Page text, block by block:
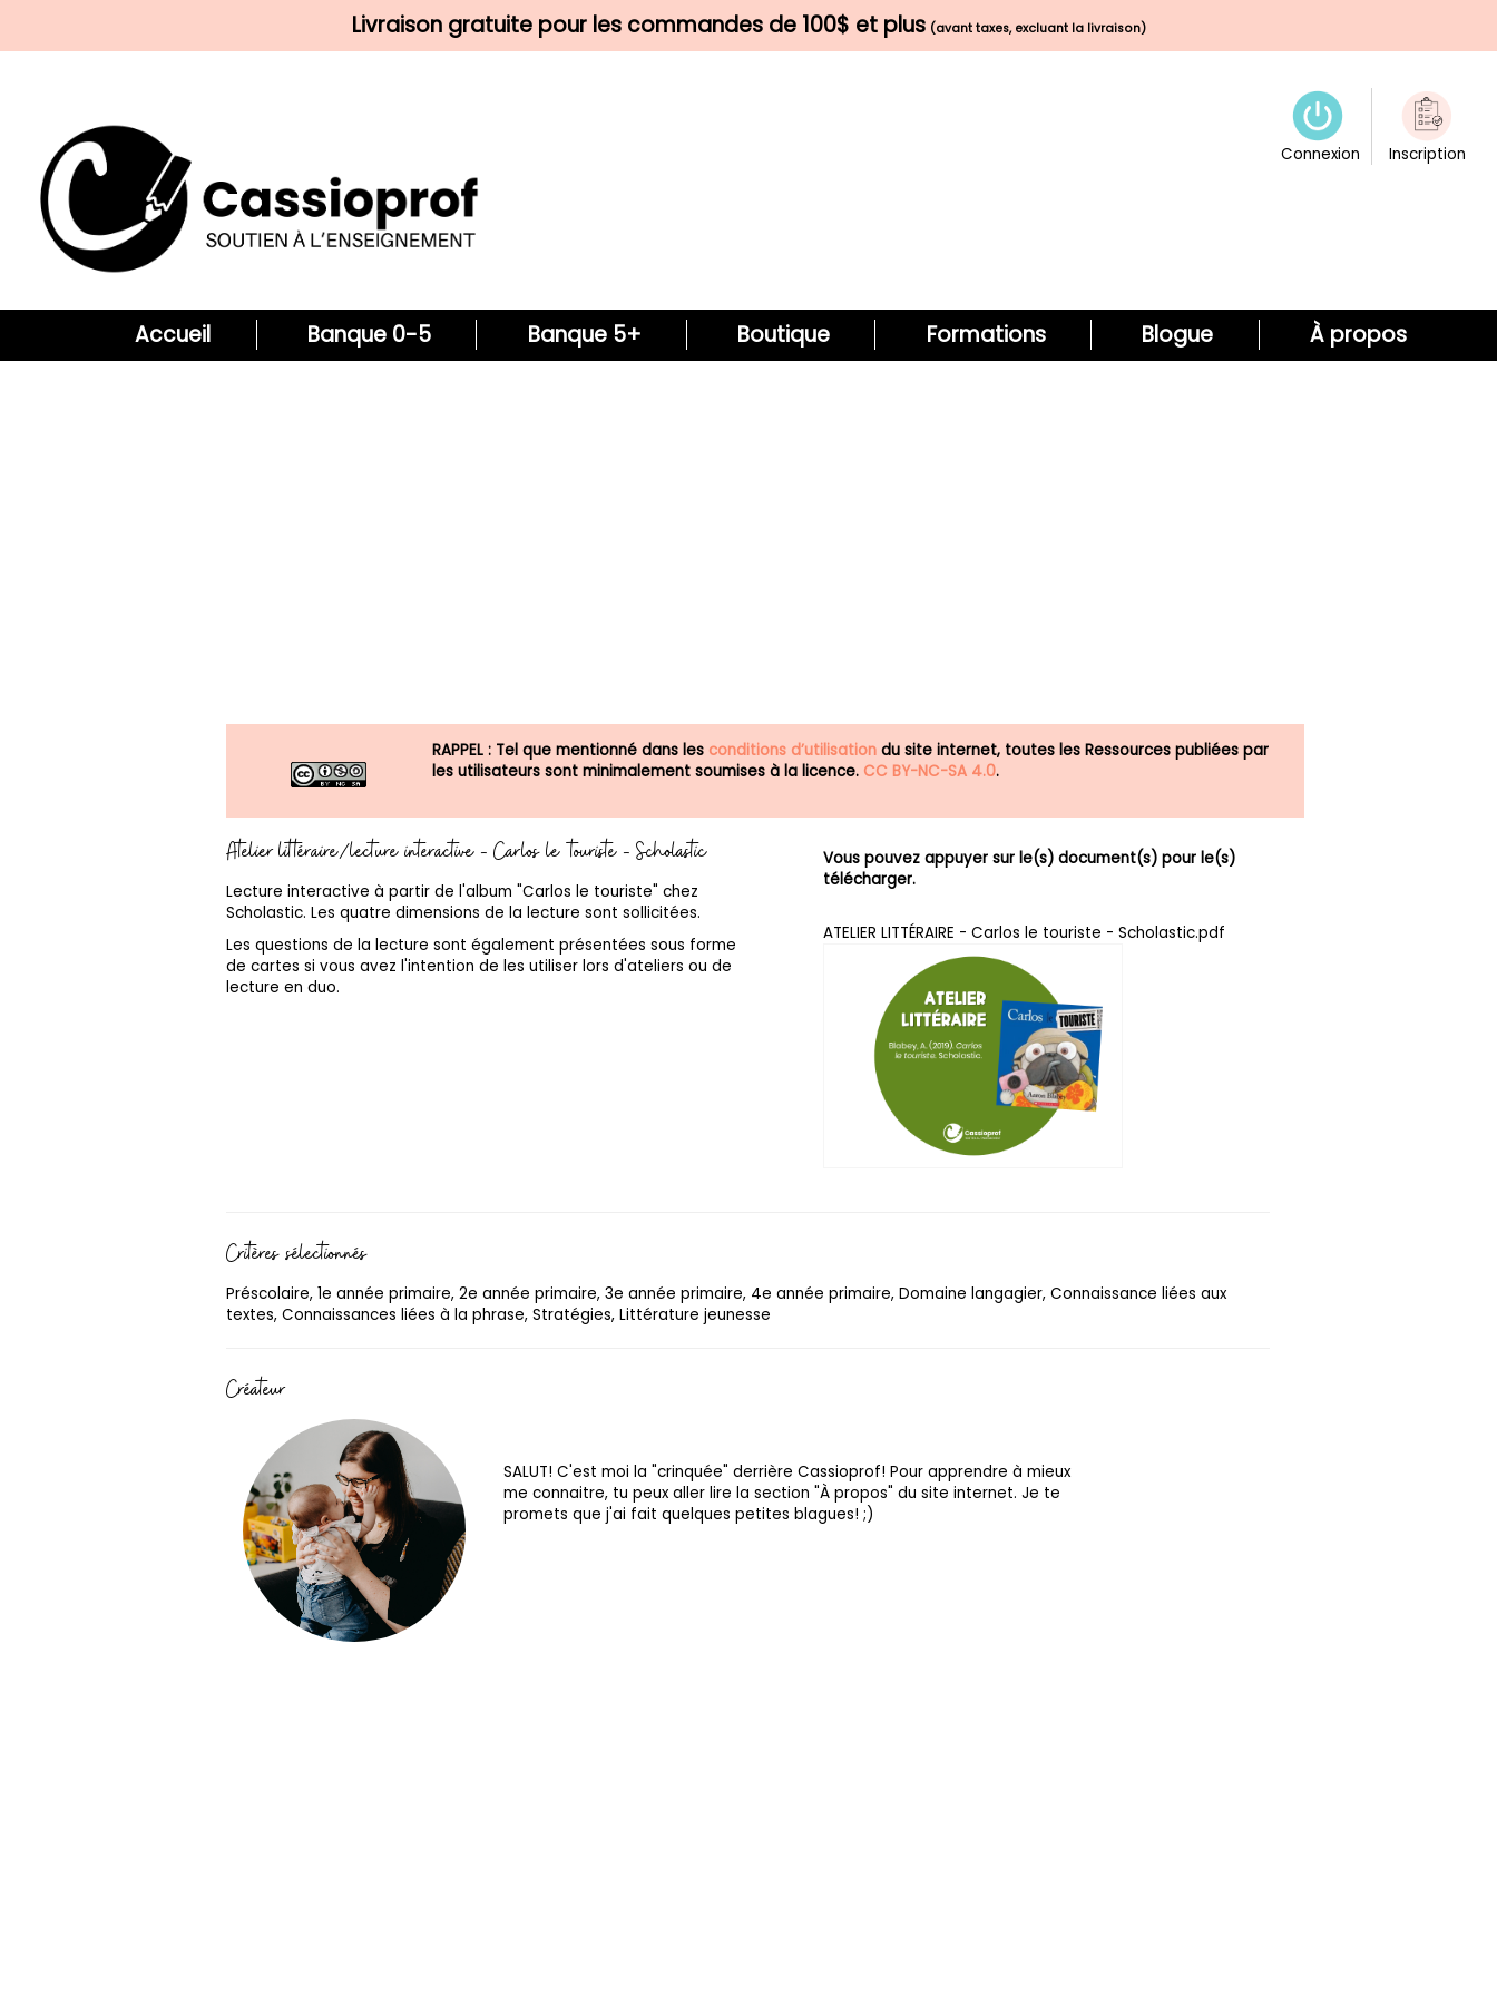
Livraison gratuite pour les commandes de 100$ et plus (avant taxes, excluant la livraison)
Connexion Inscription
Accueil Banque 0-5 Banque 5+ Boutique Formations Blogue À propos
RAPPEL : Tel que mentionné dans les conditions d’utilisation du site internet, toutes les Ressources publiées par
les utilisateurs sont minimalement soumises à la licence. CC BY-NC-SA 4.0.
Atelier littéraire/lecture interactive - Carlos le touriste - Scholastic
Lecture interactive à partir de l'album "Carlos le touriste" chez
Scholastic. Les quatre dimensions de la lecture sont sollicitées.
Les questions de la lecture sont également présentées sous forme
de cartes si vous avez l'intention de les utiliser lors d'ateliers ou de
lecture en duo.
Vous pouvez appuyer sur le(s) document(s) pour le(s)
télécharger.
ATELIER LITTÉRAIRE - Carlos le touriste - Scholastic.pdf
Critères sélectionnés
Préscolaire, 1e année primaire, 2e année primaire, 3e année primaire, 4e année primaire, Domaine langagier, Connaissance liées aux
textes, Connaissances liées à la phrase, Stratégies, Littérature jeunesse
Créateur
SALUT! C'est moi la "crinquée" derrière Cassioprof! Pour apprendre à mieux
me connaitre, tu peux aller lire la section "À propos" du site internet. Je te
promets que j'ai fait quelques petites blagues! ;)